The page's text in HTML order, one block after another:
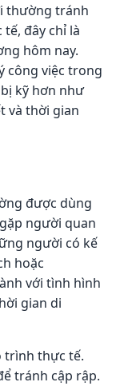
thường tránh
đây chỉ là
hôm nay.
công việc trong
kỹ hơn như
và thời gian
được dùng
người quan
người có kế
hoặc
với tình hình
gian di
trình thực tế.
tránh cập rập.